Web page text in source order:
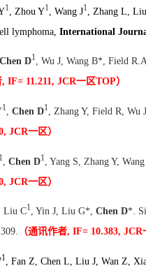
1 , Zhou Y1 , Wang J1 , Zhang L,
lymphoma, International
Chen D1, Wu J, Wang B*, Field
IF= 11.211, JCR一区TOP）
1 Chen D1 , Zhang Y, Field R, Wu
JCR一区）
1 Chen D1 , Yang S, Zhang Y,
JCR一区）
Liu C1, Yin J, Liu G*, Chen D*.
（通讯作者, IF= 10.383, JCR
1 , Fan Z, Chen L, Liu J, Wan Z,